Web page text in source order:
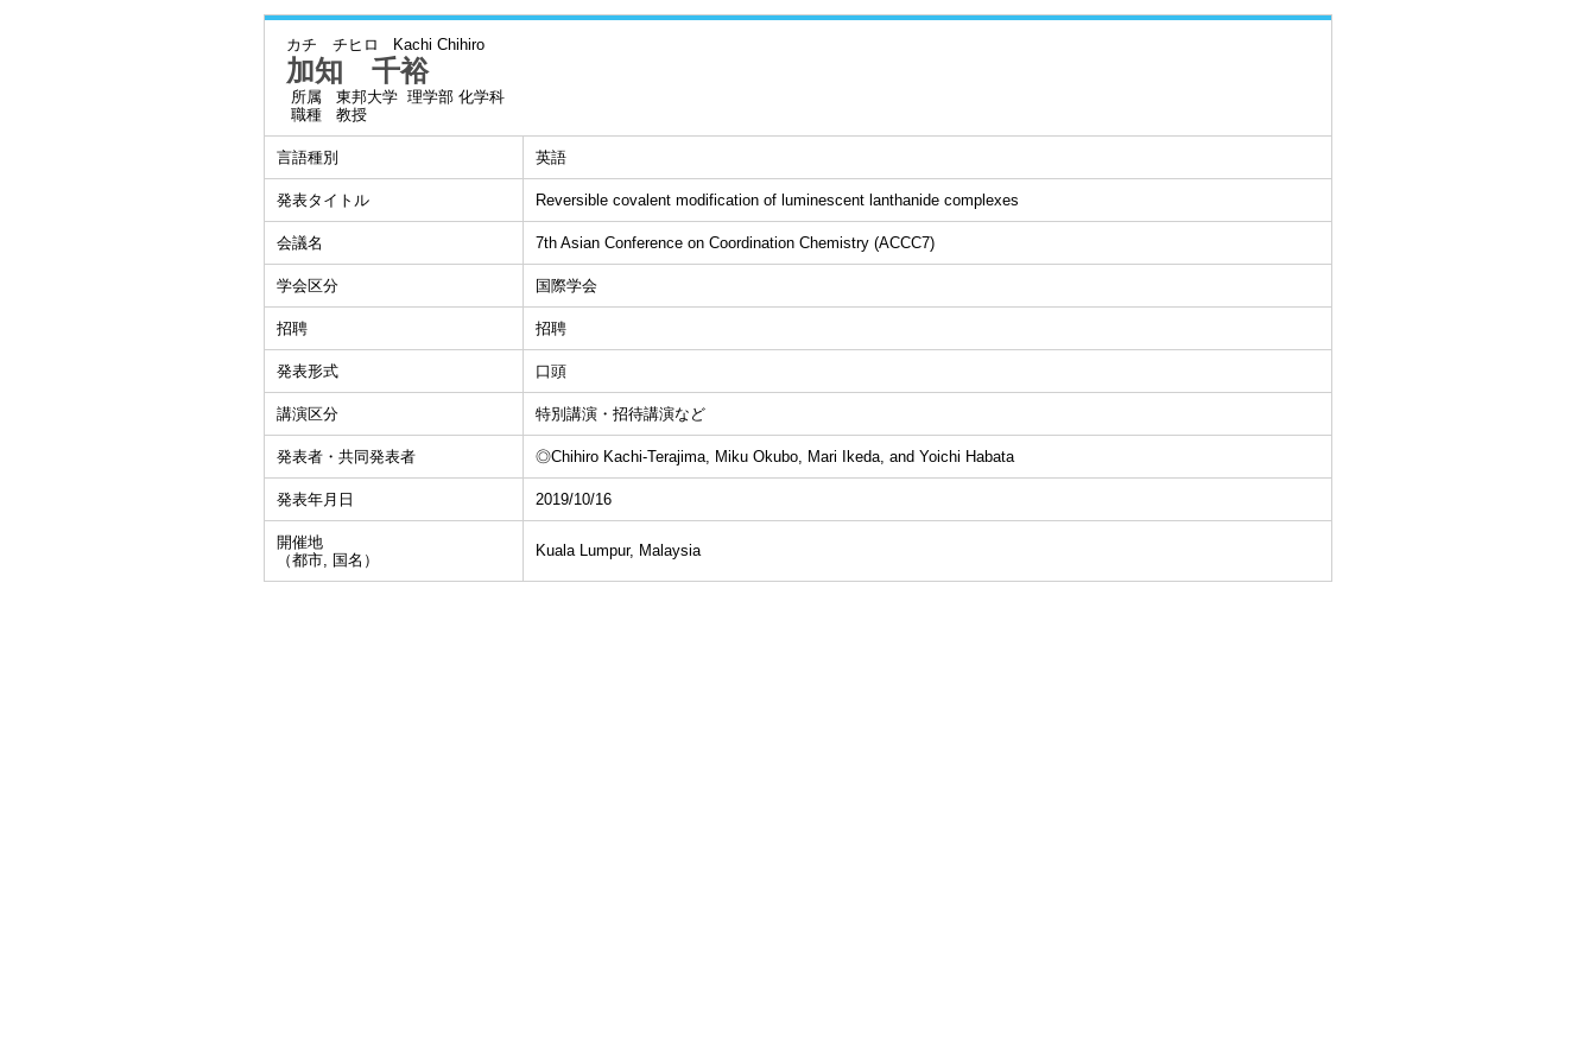
カチ チヒロ Kachi Chihiro
加知 千裕
所属
東邦大学 理学部 化学科
職種
教授
言語種別 英語
発表タイトル Reversible covalent modification of luminescent lanthanide complexes
会議名 7th Asian Conference on Coordination Chemistry (ACCC7)
学会区分 国際学会
招聘 招聘
発表形式 口頭
講演区分 特別講演・招待講演など
発表者・共同発表者 ◎Chihiro Kachi-Terajima, Miku Okubo, Mari Ikeda, and Yoichi Habata
発表年月日 2019/10/16
開催地
（都市, 国名）
Kuala Lumpur, Malaysia